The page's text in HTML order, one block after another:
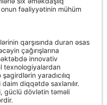
fəaliyyətinin mühüm
qarşısında duran əsas
çağırışlarına
innovativ
texnologiyalardan
yaradıcılıq
diqqətdə saxlanılır.
güclü dövlətin təməli